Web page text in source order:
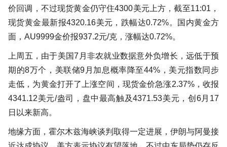
价回调，不过现货黄金仍守住4300美元上方，截至11:01，
现货黄金最新报4320.16美元，跌幅达0.72%。国内黄金方
面，AU9999金价报937.2元/克，涨幅达0.72%。
上周五，由于美国7月非农就业数据意外负增长，远低于预
期的8万个，美联储9月加息概率降至44%，美元指数同步
走低，为黄金打开了上涨空间，现货金价急涨2.37%，收报
4341.12美元/盎司，盘中最高触及4371.53美元，创6月17
日以来新高。
地缘方面，霍尔木兹海峡谈判取得一定进展，伊朗与阿曼接